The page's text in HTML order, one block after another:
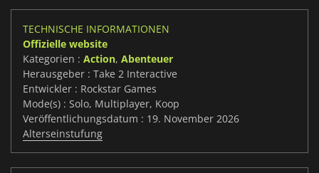
TECHNISCHE INFORMATIONEN
Offizielle website
Kategorien : Action, Abenteuer
Herausgeber : Take 2 Interactive
Entwickler : Rockstar Games
Mode(s) : Solo, Multiplayer, Koop
Veröffentlichungsdatum : 19. November 2026
Alterseinstufung